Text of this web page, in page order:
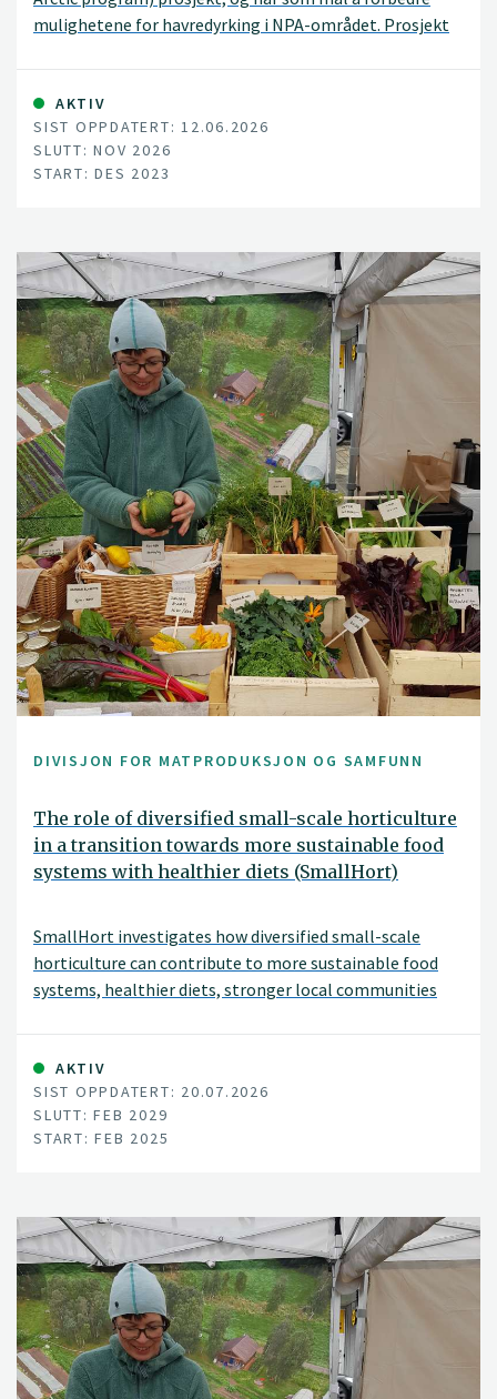
mulighetene for havredyrking i NPA-området. Prosjekt
av Luke i Finland.
AKTIV
SIST OPPDATERT: 12.06.2026
SLUTT: NOV 2026
START: DES 2023
DIVISJON FOR MATPRODUKSJON OG SAMFUNN
The role of diversified small-scale horticulture
in a transition towards more sustainable food
systems with healthier diets (SmallHort)
SmallHort investigates how diversified small-scale
horticulture can contribute to more sustainable food
systems, healthier diets, stronger local communities
AKTIV
SIST OPPDATERT: 20.07.2026
SLUTT: FEB 2029
START: FEB 2025